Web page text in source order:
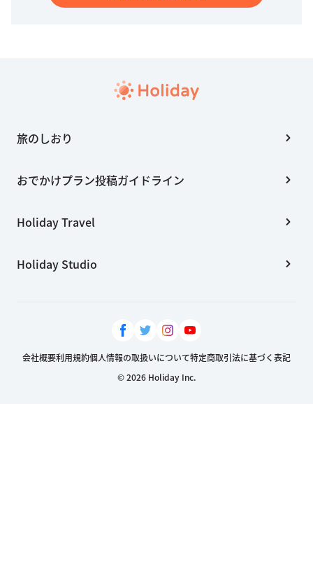
旅のしおり
おでかけプラン投稿ガイドライン
Holiday Travel
Holiday Studio
会社概要利用規約個人情報の取扱いについて特定商取引法に基づく表記
© 2026 Holiday Inc.